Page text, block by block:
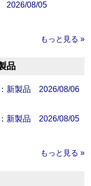
2026/08/05
もっと見る »
品
新製品 2026/08/06
新製品 2026/08/05
もっと見る »